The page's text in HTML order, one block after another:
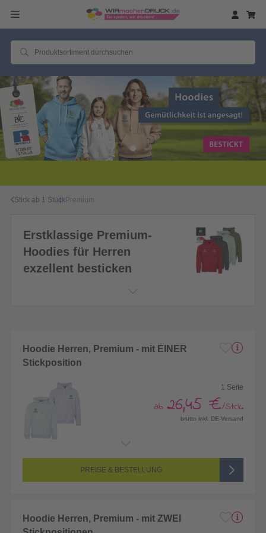
Stick ab 1 StückPremium
Erstklassige Premium-
Hoodies für Herren
exzellent besticken
Hoodie Herren, Premium - mit EINER
Stickposition
1 Seite
ab 26,45 €/Stck.
brutto inkl. DE-Versand
Seitenanzahl: 1-seitig (eine Position bestickt)
Mehrfarbig bestickt, mit max.12 Farben bestickt
PREISE & BESTELLUNG
Hoodie Herren, Premium - mit ZWEI